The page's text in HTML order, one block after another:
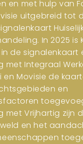
en met hulp van
uitgebreid tot
In 2025 is
de signalenkaart
met Integraal
en Movisie de
en
met Vrijhartig zijn
en het